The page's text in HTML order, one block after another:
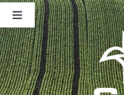
Saltar
contenido
Toggle
Navigation
Nosotros
Publicaciones
Sala de Prensa